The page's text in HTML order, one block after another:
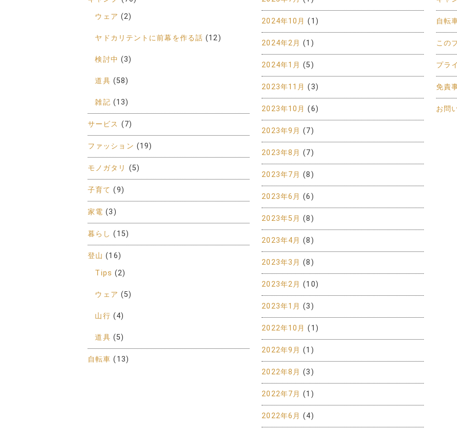
ウェア (2)
ヤドカリテントに前幕を作る話 (12)
検討中 (3)
道具 (58)
雑記 (13)
サービス (7)
ファッション (19)
モノガタリ (5)
子育て (9)
家電 (3)
暮らし (15)
登山 (16)
Tips (2)
ウェア (5)
山行 (4)
道具 (5)
自転車 (13)
2024年10月 (1)
2024年2月 (1)
2024年1月 (5)
2023年11月 (3)
2023年10月 (6)
2023年9月 (7)
2023年8月 (7)
2023年7月 (8)
2023年6月 (6)
2023年5月 (8)
2023年4月 (8)
2023年3月 (8)
2023年2月 (10)
2023年1月 (3)
2022年10月 (1)
2022年9月 (1)
2022年8月 (3)
2022年7月 (1)
2022年6月 (4)
自転
この
プラ
免責
お問